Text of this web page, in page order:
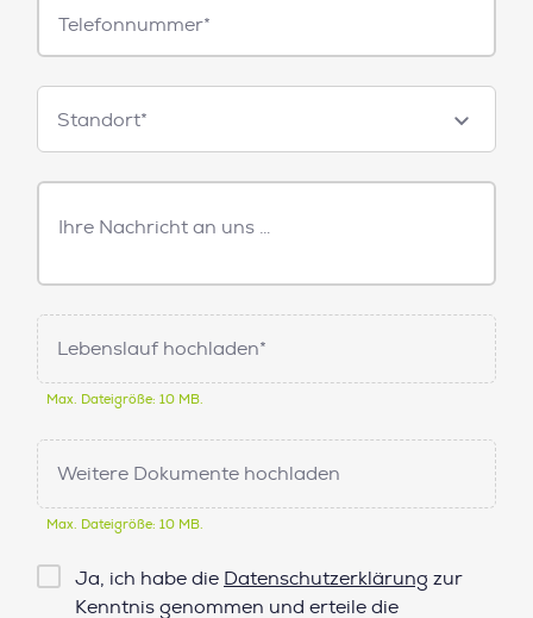
Telefonnummer
Standorte
Standort*
Freitext
Nachricht
Lebenslauf hochladen*
Max. Dateigröße: 10 MB.
Weitere Dokumente hochladen
Max. Dateigröße: 10 MB.
Checkbox
Datenschutz*
Ja, ich habe die Datenschutzerklärung zur
Kenntnis genommen und erteile die